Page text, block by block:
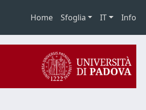
Home Sfoglia IT Info